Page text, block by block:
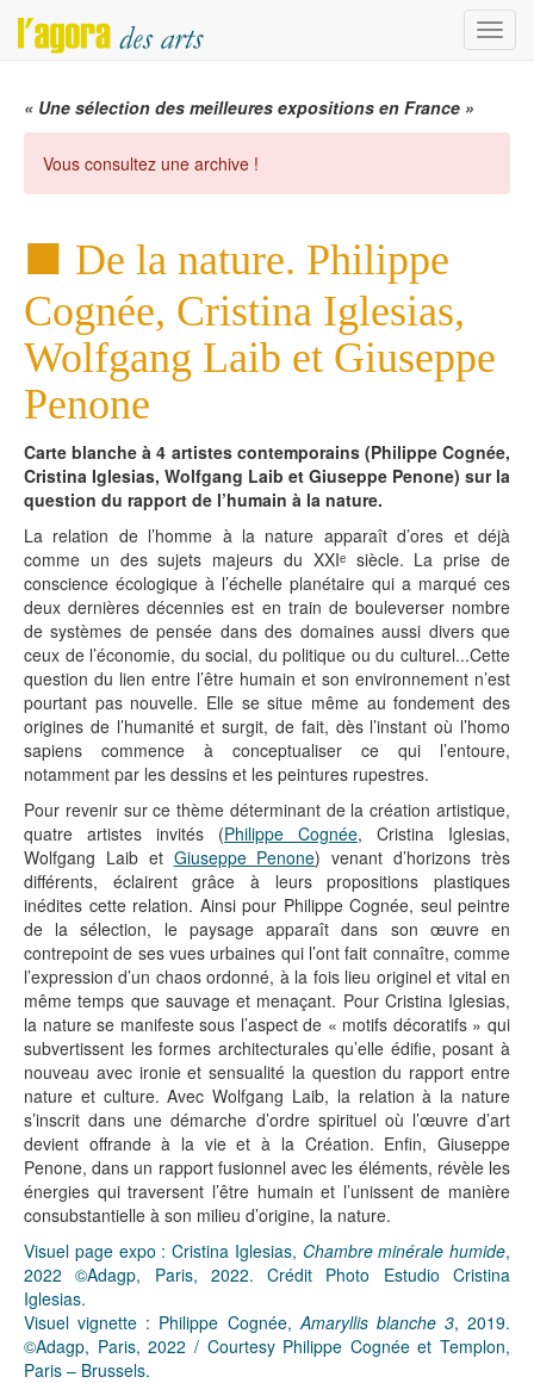
Menu
« Une sélection des meilleures expositions en France »
Vous consultez une archive !
De la nature. Philippe
Cognée, Cristina Iglesias,
Wolfgang Laib et Giuseppe
Penone
Carte blanche à 4 artistes contemporains (Philippe Cognée,
Cristina Iglesias, Wolfgang Laib et Giuseppe Penone) sur la
question du rapport de l’humain à la nature.
La relation de l’homme à la nature apparaît d’ores et déjà
comme un des sujets majeurs du XXIᵉ siècle. La prise de
conscience écologique à l’échelle planétaire qui a marqué ces
deux dernières décennies est en train de bouleverser nombre
de systèmes de pensée dans des domaines aussi divers que
ceux de l’économie, du social, du politique ou du culturel...Cette
question du lien entre l’être humain et son environnement n’est
pourtant pas nouvelle. Elle se situe même au fondement des
origines de l’humanité et surgit, de fait, dès l’instant où l’homo
sapiens commence à conceptualiser ce qui l’entoure,
notamment par les dessins et les peintures rupestres.
Pour revenir sur ce thème déterminant de la création artistique,
quatre artistes invités (Philippe Cognée, Cristina Iglesias,
Wolfgang Laib et Giuseppe Penone) venant d’horizons très
différents, éclairent grâce à leurs propositions plastiques
inédites cette relation. Ainsi pour Philippe Cognée, seul peintre
de la sélection, le paysage apparaît dans son œuvre en
contrepoint de ses vues urbaines qui l’ont fait connaître, comme
l’expression d’un chaos ordonné, à la fois lieu originel et vital en
même temps que sauvage et menaçant. Pour Cristina Iglesias,
la nature se manifeste sous l’aspect de « motifs décoratifs » qui
subvertissent les formes architecturales qu’elle édifie, posant à
nouveau avec ironie et sensualité la question du rapport entre
nature et culture. Avec Wolfgang Laib, la relation à la nature
s’inscrit dans une démarche d’ordre spirituel où l’œuvre d’art
devient offrande à la vie et à la Création. Enfin, Giuseppe
Penone, dans un rapport fusionnel avec les éléments, révèle les
énergies qui traversent l’être humain et l’unissent de manière
consubstantielle à son milieu d’origine, la nature.
Visuel page expo : Cristina Iglesias, Chambre minérale humide,
2022 ©Adagp, Paris, 2022. Crédit Photo Estudio Cristina
Iglesias.
Visuel vignette : Philippe Cognée,Amaryllis blanche 3, 2019.
©Adagp, Paris, 2022 / Courtesy Philippe Cognée et Templon,
Paris – Brussels.